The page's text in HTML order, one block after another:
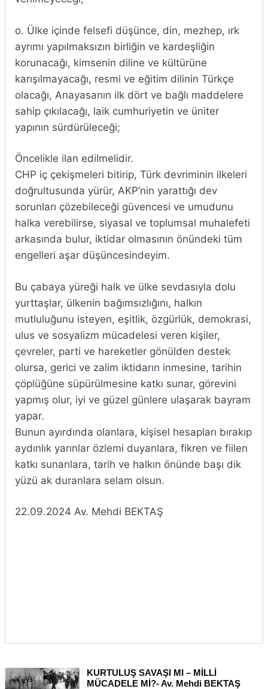
o. Ülke içinde felsefi düşünce, din, mezhep, ırk
ayrımı yapılmaksızın birliğin ve kardeşliğin
korunacağı, kimsenin diline ve kültürüne
karışılmayacağı, resmi ve eğitim dilinin Türkçe
olacağı, Anayasanın ilk dört ve bağlı maddelere
sahip çıkılacağı, laik cumhuriyetin ve üniter
yapının sürdürüleceği;
Öncelikle ilan edilmelidir.
CHP iç çekişmeleri bitirip, Türk devriminin ilkeleri
doğrultusunda yürür, AKP’nin yarattığı dev
sorunları çözebileceği güvencesi ve umudunu
halka verebilirse, siyasal ve toplumsal muhalefeti
arkasında bulur, iktidar olmasının önündeki tüm
engelleri aşar düşüncesindeyim.
Bu çabaya yüreği halk ve ülke sevdasıyla dolu
yurttaşlar, ülkenin bağımsızlığını, halkın
mutluluğunu isteyen, eşitlik, özgürlük, demokrasi,
ulus ve sosyalizm mücadelesi veren kişiler,
çevreler, parti ve hareketler gönülden destek
olursa, gerici ve zalim iktidarın inmesine, tarihin
çöplüğüne süpürülmesine katkı sunar, görevini
yapmış olur, iyi ve güzel günlere ulaşarak bayram
yapar.
Bunun ayırdında olanlara, kişisel hesapları bırakıp
aydınlık yarınlar özlemi duyanlara, fikren ve fiilen
katkı sunanlara, tarih ve halkın önünde başı dik
yüzü ak duranlara selam olsun.
22.09.2024 Av. Mehdi BEKTAŞ
KURTULUŞ SAVAŞI MI – MİLLİ
MÜCADELE Mİ?- Av. Mehdi BEKTAŞ